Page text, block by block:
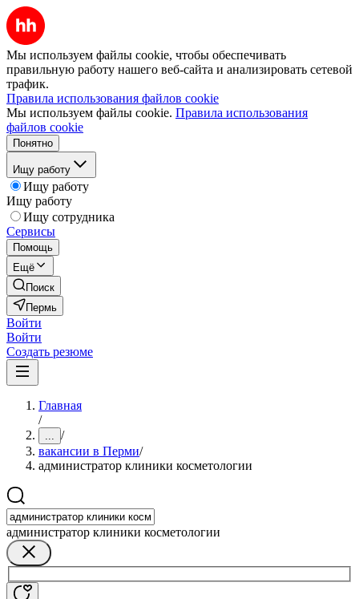
Мы используем файлы cookie, чтобы обеспечивать
правильную работу нашего веб-сайта и анализировать сетевой
трафик.
Правила использования файлов cookie
Мы используем файлы cookie. Правила использования
файлов cookie
Понятно
Ищу работу
Ищу работу
Ищу работу
Ищу сотрудника
Сервисы
Помощь
Ещё
Поиск
Пермь
Войти
Войти
Создать резюме
Главная
/
... /
вакансии в Перми/
администратор клиники косметологии
администратор клиники косметологии